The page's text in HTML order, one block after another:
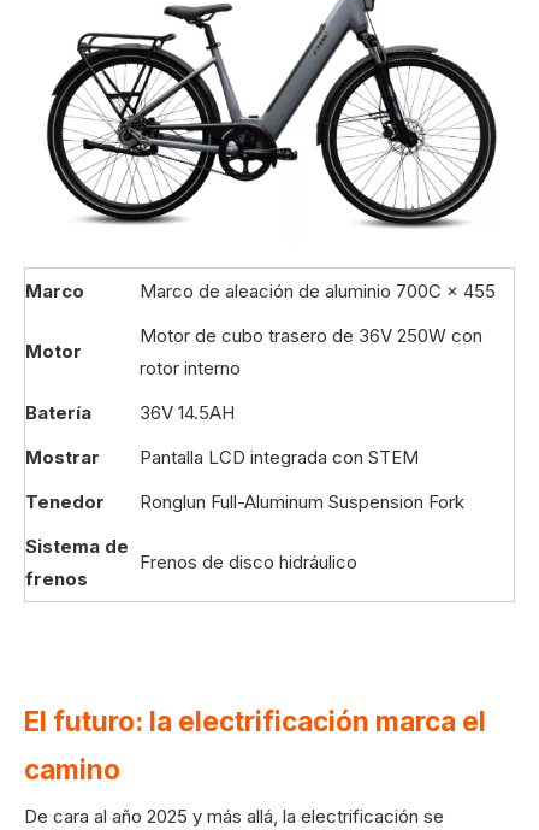
Marco Marco de aleación de aluminio 700C × 455
Motor
Motor de cubo trasero de 36V 250W con
rotor interno
Batería
36V 14.5AH
Mostrar
Pantalla LCD integrada con STEM
Tenedor
Ronglun Full-Aluminum Suspension Fork
Sistema de
frenos
Frenos de disco hidráulico
El futuro: la electrificación marca el
camino
De cara al año 2025 y más allá, la electrificación se